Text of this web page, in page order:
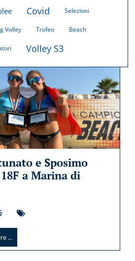
Covid Selezioni
Volley Trofeo Beach
Volley S3
e Sposimo
a Marina di
...